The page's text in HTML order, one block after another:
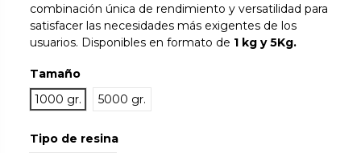
combinación única de rendimiento y versatilidad para
satisfacer las necesidades más exigentes de los
usuarios. Disponibles en formato de 1 kg y 5Kg.
Tamaño
1000 gr.
5000 gr.
Tipo de resina